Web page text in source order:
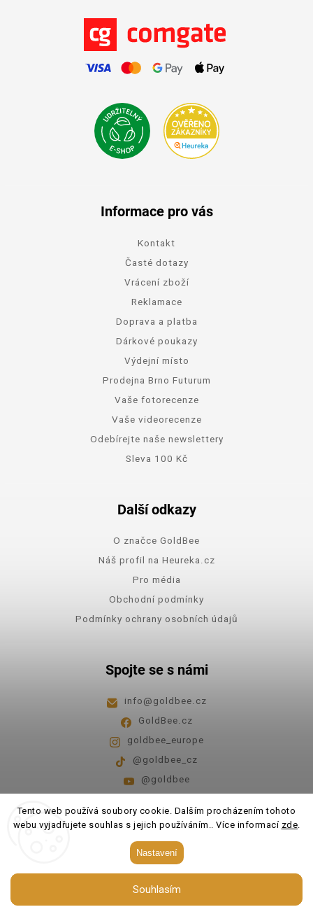
Tento web používá soubory cookie. Dalším procházením tohoto
webu vyjadřujete souhlas s jejich používáním.. Více informací zde.
Nastavení
Souhlasím
Informace pro vás
Kontakt
Časté dotazy
Vrácení zboží
Reklamace
Doprava a platba
Dárkové poukazy
Výdejní místo
Prodejna Brno Futurum
Vaše fotorecenze
Vaše videorecenze
Odebírejte naše newslettery
Sleva 100 Kč
Další odkazy
O značce GoldBee
Náš profil na Heureka.cz
Pro média
Obchodní podmínky
Podmínky ochrany osobních údajů
Spojte se s námi
info@goldbee.cz
GoldBee.cz
goldbee_europe
@goldbee_cz
@goldbee
Pondělí - pátek 8:00-14:00
GoldBee. Všechna práva vyhrazena.
Upravit nastavení cookies
Shoptet| DesignShoptak.cz.